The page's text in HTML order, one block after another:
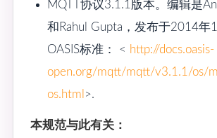
MQTT协议3.1.1版本。编辑是
和Rahul Gupta，发布于2014年
OASIS标准： < http://docs.oasis-
open.org/mqtt/mqtt/v3.1.1/os/
os.html >.
本规范与此有关：